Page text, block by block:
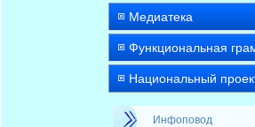
Медиатека
Функциональная
Национальный
Инфоповод